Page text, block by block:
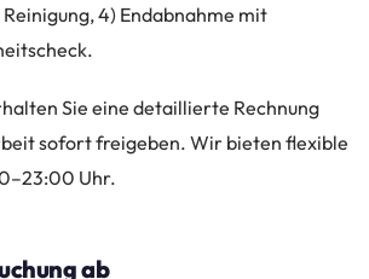
4) Endabnahme mit
Sie eine detaillierte Rechnung
sofort freigeben. Wir bieten flexible
Uhr.
ab